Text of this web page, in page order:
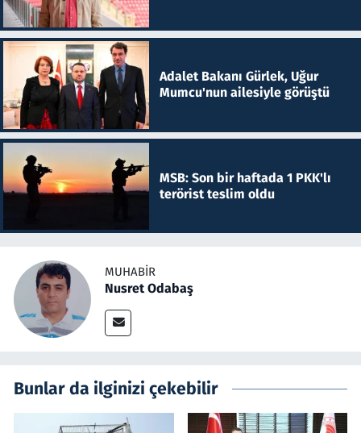
Adalet Bakanı Gürlek, Uğur
Mumcu'nun ailesiyle görüştü
MSB: Son bir haftada 1 PKK'lı
terörist teslim oldu
MUHABIR
Nusret Odabaş
Bunlar da ilginizi çekebilir